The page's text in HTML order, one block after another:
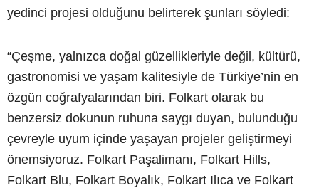
yedinci projesi olduğunu belirterek şunları söyledi:
“Çeşme, yalnızca doğal güzellikleriyle değil, kültürü,
gastronomisi ve yaşam kalitesiyle de Türkiye’nin en
özgün coğrafyalarından biri. Folkart olarak bu
benzersiz dokunun ruhuna saygı duyan, bulunduğu
çevreyle uyum içinde yaşayan projeler geliştirmeyi
önemsiyoruz. Folkart Paşalimanı, Folkart Hills,
Folkart Blu, Folkart Boyalık, Folkart Ilıca ve Folkart